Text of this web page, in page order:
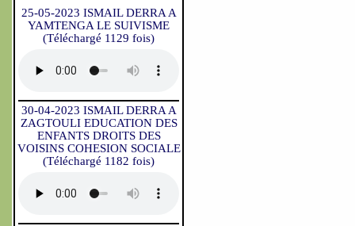
25-05-2023 ISMAIL DERRA A
YAMTENGA LE SUIVISME
(Téléchargé 1129 fois)
30-04-2023 ISMAIL DERRA A
ZAGTOULI EDUCATION DES
ENFANTS DROITS DES
VOISINS COHESION SOCIALE
(Téléchargé 1182 fois)